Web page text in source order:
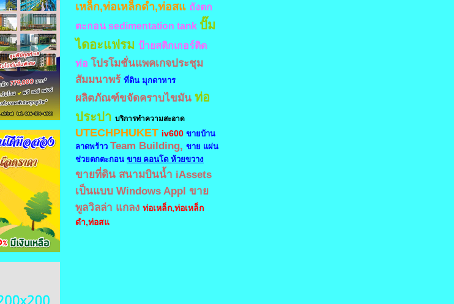
เหล็ก,ท่อเหล็กดำ,ท่อสแ ถังตก
ตะกอน sedimentation tank ปั๊ม
ไดอะแฟรม ป้ายสติกเกอร์ติด
ท่อ โปรโมชั่นแพคเกจประชุม
สัมมนาพร้ ที่ดิน มุกดาหาร
ผลิตภัณฑ์ขจัดคราบไขมัน ท่อ
ประปา บริการทำความสะอาด
UTECHPHUKET iv600 ขายบ้าน
ลาดพร้าว Team Building, ขาย แผ่น
ช่วยตกตะกอน ขาย คอนโด ห้วยขวาง
ขายที่ดิน สนามบินน้ำ iAssets
เป็นแบบ Windows Appl ขาย
พูลวิลล่า แกลง ท่อเหล็ก,ท่อเหล็ก
ดำ,ท่อสแ